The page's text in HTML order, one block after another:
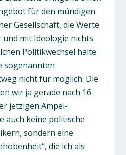
für den mündigen
Gesellschaft, die Werte
mit Ideologie nichts
Politikwechsel halte
sogenannten
nicht für möglich. Die
wir ja gerade nach 16
jetzigen Ampel-
auch keine politische
sondern eine
die ich als